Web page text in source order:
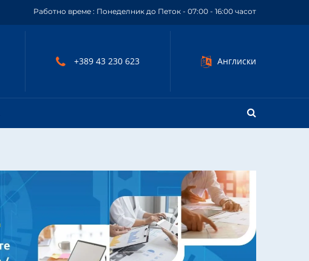
Работно време : Понеделник до Петок - 07:00 - 16:00 часот
+389 43 230 623 Англиски